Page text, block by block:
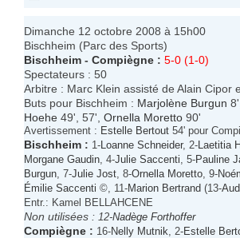
Dimanche 12 octobre 2008 à 15h00
Bischheim (Parc des Sports)
Bischheim - Compiègne : 5-0 (1-0)
Spectateurs : 50
Arbitre : Marc Klein assisté de Alain Cipor
Buts pour Bischheim : Marjolène Burgun
Hoehe 49', 57', Ornella Moretto 90'
Avertissement : Estelle Bertout 54' pour
Bischheim : 1- Loanne Schneider, 2- Laetitia
Morgane Gaudin , 4-Julie Saccenti , 5-Pauline
Burgun , 7-Julie Jost , 8-Ornella Moretto , 9-
Émilie Saccenti ©, 11-Marion Bertrand (13-
Entr.: Kamel BELLAHCENE
Non utilisées : 12-Nadège Forthoffer
Compiègne : 16-Nelly Mutnik , 2-Estelle